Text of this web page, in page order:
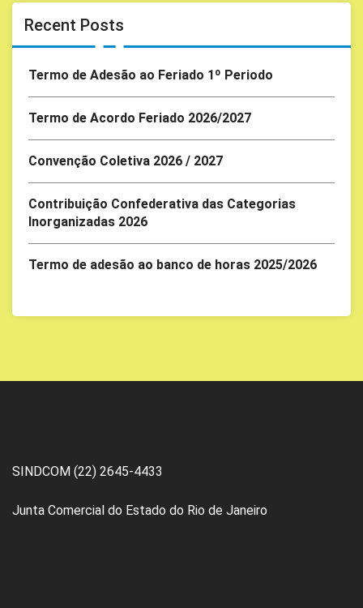
Recent Posts
Termo de Adesão ao Feriado 1º Periodo
Termo de Acordo Feriado 2026/2027
Convenção Coletiva 2026 / 2027
Contribuição Confederativa das Categorias
Inorganizadas 2026
Termo de adesão ao banco de horas 2025/2026
SINDCOM (22) 2645-4433
Junta Comercial do Estado do Rio de Janeiro